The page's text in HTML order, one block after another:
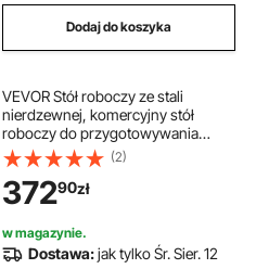
Dodaj do koszyka
VEVOR Stół roboczy ze stali
nierdzewnej, komercyjny stół
roboczy do przygotowywania
żywności z 4 kółkami, 3-stronny
panel ochronny, 610 x 610 x 762
mm Stół roboczy, stół roboczy do
restauracji
(2)
37290zł
w magazynie.
Dostawa:jak tylko Śr. Sier. 12